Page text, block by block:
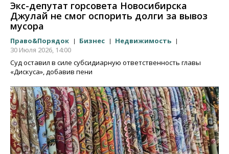
Экс-депутат горсовета Новосибирска
Джулай не смог оспорить долги за вывоз
мусора
Право&Порядок Бизнес
Недвижимость
30 Июля 2026, 14:00
Суд оставил в силе субсидиарную ответственность главы
«Дискуса», добавив пени